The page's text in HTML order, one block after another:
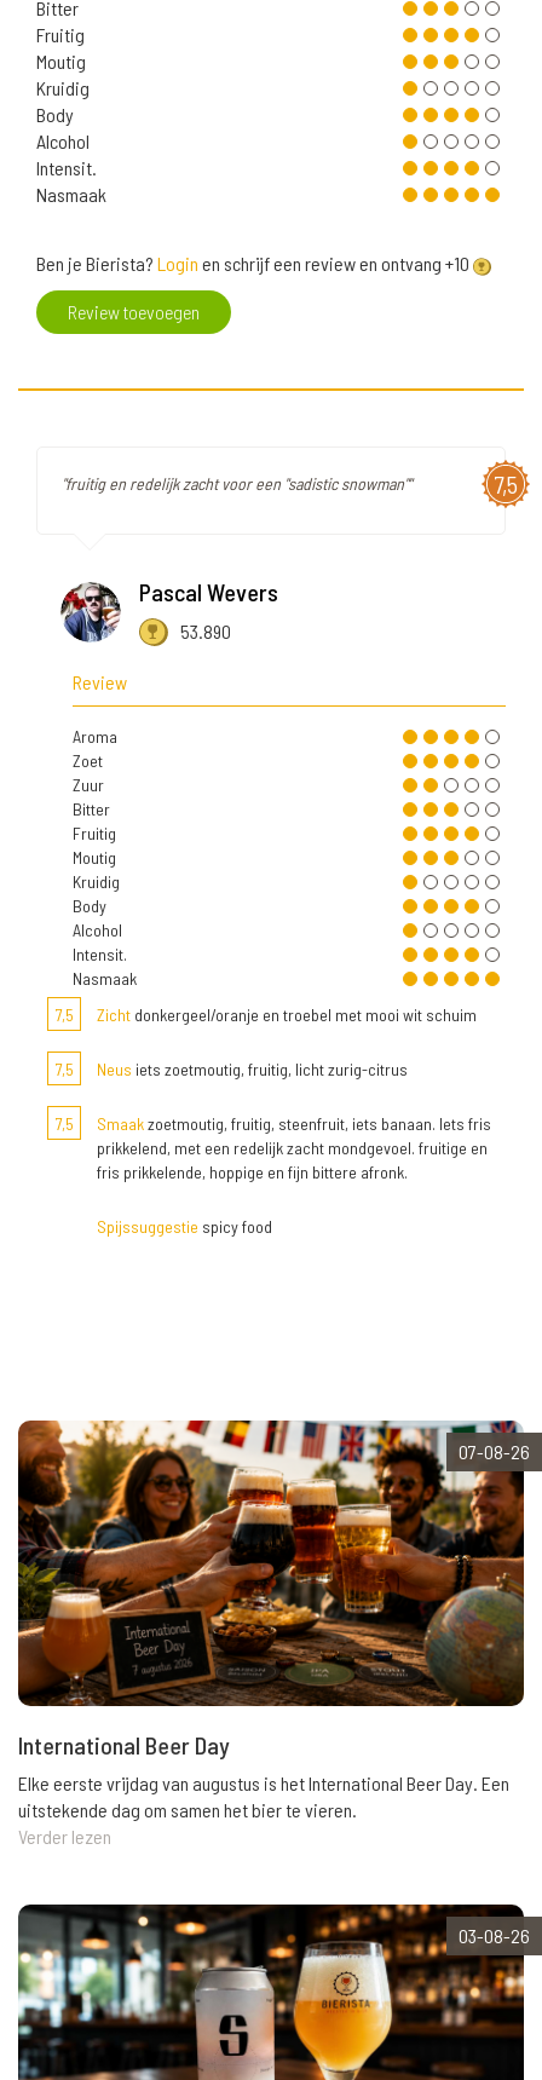
Bitter
Fruitig
Moutig
Kruidig
Body
Alcohol
Intensit.
Nasmaak
Ben je Bierista? Login en schrijf een review en ontvang +10
Review toevoegen
7,5
"fruitig en redelijk zacht voor een "sadistic snowman""
Pascal Wevers
53.890
Review
Aroma
Zoet
Zuur
Bitter
Fruitig
Moutig
Kruidig
Body
Alcohol
Intensit.
Nasmaak
7,5
Zicht donkergeel/oranje en troebel met mooi wit schuim
7,5 Neus iets zoetmoutig, fruitig, licht zurig-citrus
7,5 Smaakzoetmoutig, fruitig, steenfruit, iets banaan. Iets fris
prikkelend, met een redelijk zacht mondgevoel. fruitige en
fris prikkelende, hoppige en fijn bittere afronk.
Spijssuggestie spicy food
07-08-26
International Beer Day
Elke eerste vrijdag van augustus is het International Beer Day. Een
uitstekende dag om samen het bier te vieren.
Verder lezen
03-08-26